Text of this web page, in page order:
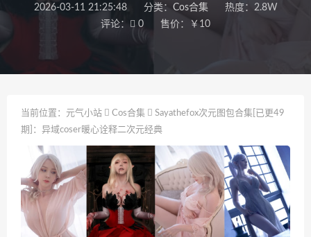
2026-03-11 21:25:48 分类： Cos合集
热度：2.8W
评论：
0 售价：￥10
当前位置： 元气小站 Cos合集
Sayathefox次元图包合集[已更49
期]：异域coser暖心诠释二次元经典